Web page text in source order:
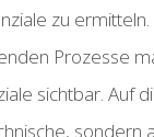
zu ermitteln.
Prozesse
sichtbar. Auf
sondern